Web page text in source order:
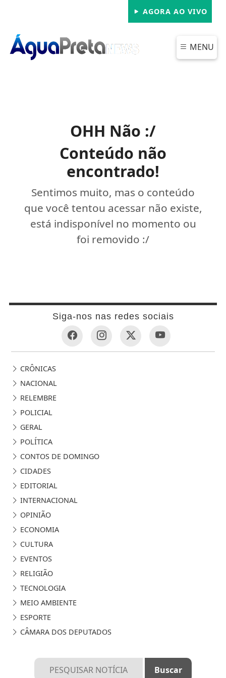
AGORA AO VIVO
MENU
OHH Não :/
Conteúdo não
encontrado!
Sentimos muito, mas o conteúdo
que você tentou acessar não existe,
está indisponível no momento ou
foi removido :/
Siga-nos nas redes sociais
CRÔNICAS
NACIONAL
RELEMBRE
POLICIAL
GERAL
POLÍTICA
CONTOS DE DOMINGO
CIDADES
EDITORIAL
INTERNACIONAL
OPINIÃO
ECONOMIA
CULTURA
EVENTOS
RELIGIÃO
TECNOLOGIA
MEIO AMBIENTE
ESPORTE
CÂMARA DOS DEPUTADOS